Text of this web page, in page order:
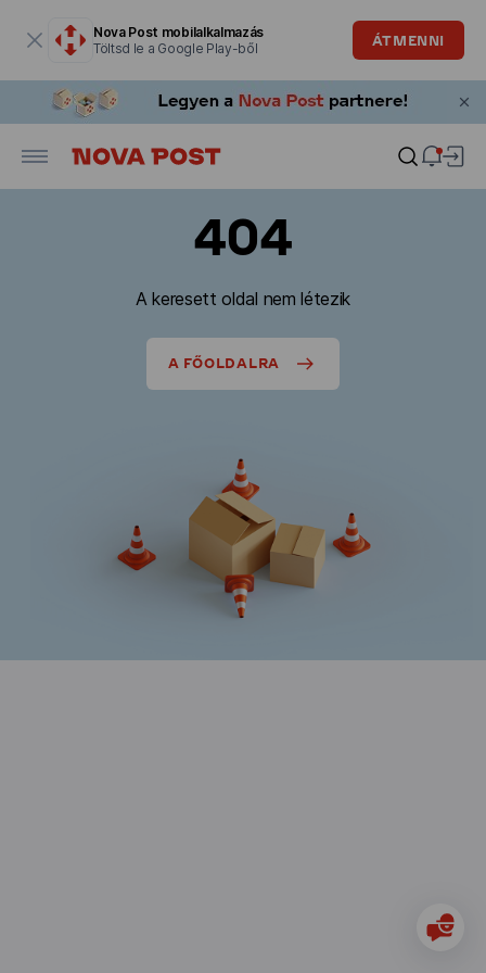
Nova Post mobilalkalmazás
Töltsd le a Google Play-ből
ÁTMENNI
404
A keresett oldal nem létezik
A FŐOLDALRA